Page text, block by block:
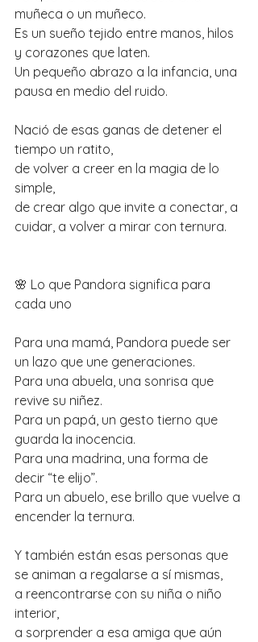
muñeca o un muñeco.
Es un sueño tejido entre manos, hilos
y corazones que laten.
Un pequeño abrazo a la infancia, una
pausa en medio del ruido.
Nació de esas ganas de detener el
tiempo un ratito,
de volver a creer en la magia de lo
simple,
de crear algo que invite a conectar, a
cuidar, a volver a mirar con ternura.
🌸 Lo que Pandora significa para
cada uno
Para una mamá, Pandora puede ser
un lazo que une generaciones.
Para una abuela, una sonrisa que
revive su niñez.
Para un papá, un gesto tierno que
guarda la inocencia.
Para una madrina, una forma de
decir “te elijo”.
Para un abuelo, ese brillo que vuelve a
encender la ternura.
Y también están esas personas que
se animan a regalarse a sí mismas,
a reencontrarse con su niña o niño
interior,
a sorprender a esa amiga que aún